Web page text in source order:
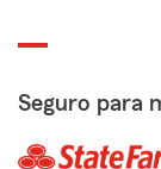
Seguro para